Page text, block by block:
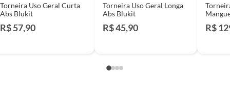
Torneira Uso Geral Curta
Abs Blukit
R$ 57,90
Torneira Uso Geral Longa
Abs Blukit
R$ 45,90 R$